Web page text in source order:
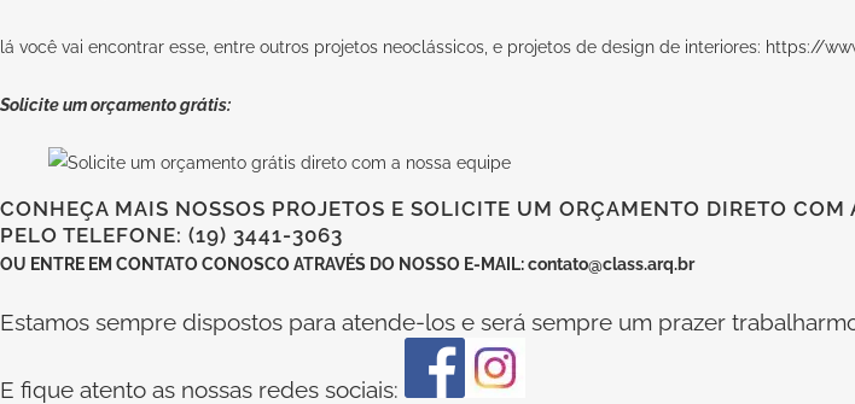
lá você vai encontrar esse, entre outros projetos neoclássicos, e projetos de design de interiores: https://
Solicite um orçamento grátis:
CONHEÇA MAIS NOSSOS PROJETOS E SOLICITE UM ORÇAMENTO DIRETO
PELO TELEFONE: (19) 3441-3063
OU ENTRE EM CONTATO CONOSCOATRAVÉS DO NOSSO E-MAIL:contato@class.arq.br
Estamos sempre dispostos para atende-los e será sempre um prazer
E fique atento as nossas redes sociais: